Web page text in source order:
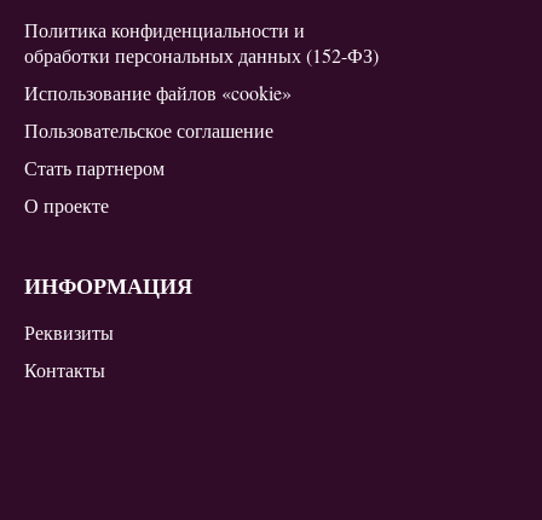
Политика конфиденциальности и
обработки персональных данных (152-ФЗ)
Использование файлов «cookie»
Пользовательское соглашение
Стать партнером
О проекте
ИНФОРМАЦИЯ
Реквизиты
Контакты